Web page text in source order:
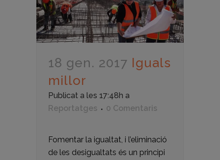
18 gen. 2017 Iguals
millor
Publicat a les 17:48h a
Reportatges
0 Comentaris
Fomentar la igualtat, i l’eliminació
de les desigualtats és un principi